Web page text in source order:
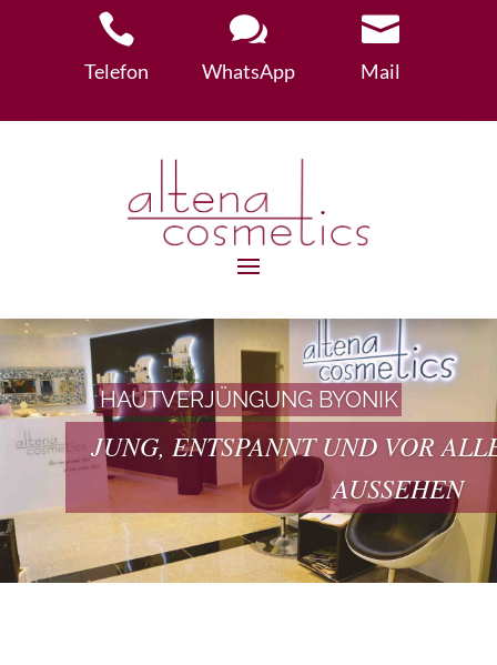

Telefon

WhatsApp

Mail
HAUTVERJÜNGUNG BYONIK
JUNG, ENTSPANNT UND VOR
AUSSEHEN